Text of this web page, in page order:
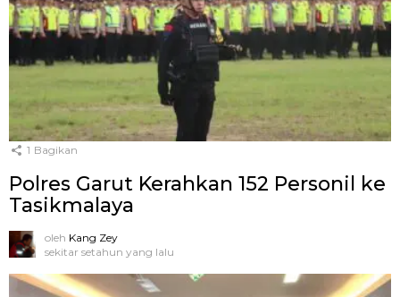
1 Bagikan
Polres Garut Kerahkan 152 Personil ke
Tasikmalaya
oleh Kang Zey
sekitar setahun yang lalu